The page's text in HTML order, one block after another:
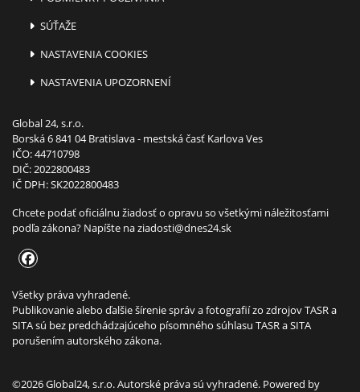
SÚŤAŽE
NASTAVENIA COOKIES
NASTAVENIA UPOZORNENÍ
Global 24, s.r.o.
Borská 6 841 04 Bratislava - mestská časť Karlova Ves
IČO: 44710798
DIČ: 2022800483
IČ DPH: SK2022800483
Chcete podať oficiálnu žiadosť o opravu so všetkými náležitosťami
podľa zákona? Napíšte naziadosti@dnes24.sk
Všetky práva vyhradené.
Publikovanie alebo ďalšie šírenie správ a fotografií zo zdrojov TASR a
SITA sú bez predchádzajúceho písomného súhlasu TASR a SITA
porušením autorského zákona.
©2026 Global24, s.r.o. Autorské práva sú vyhradené. Powered by